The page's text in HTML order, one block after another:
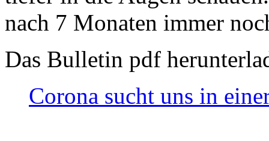
nach 7 Monaten immer
Das Bulletin pdf
Corona sucht uns in